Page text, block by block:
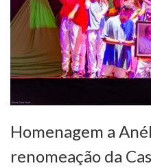
Homenagem a
renomeação da